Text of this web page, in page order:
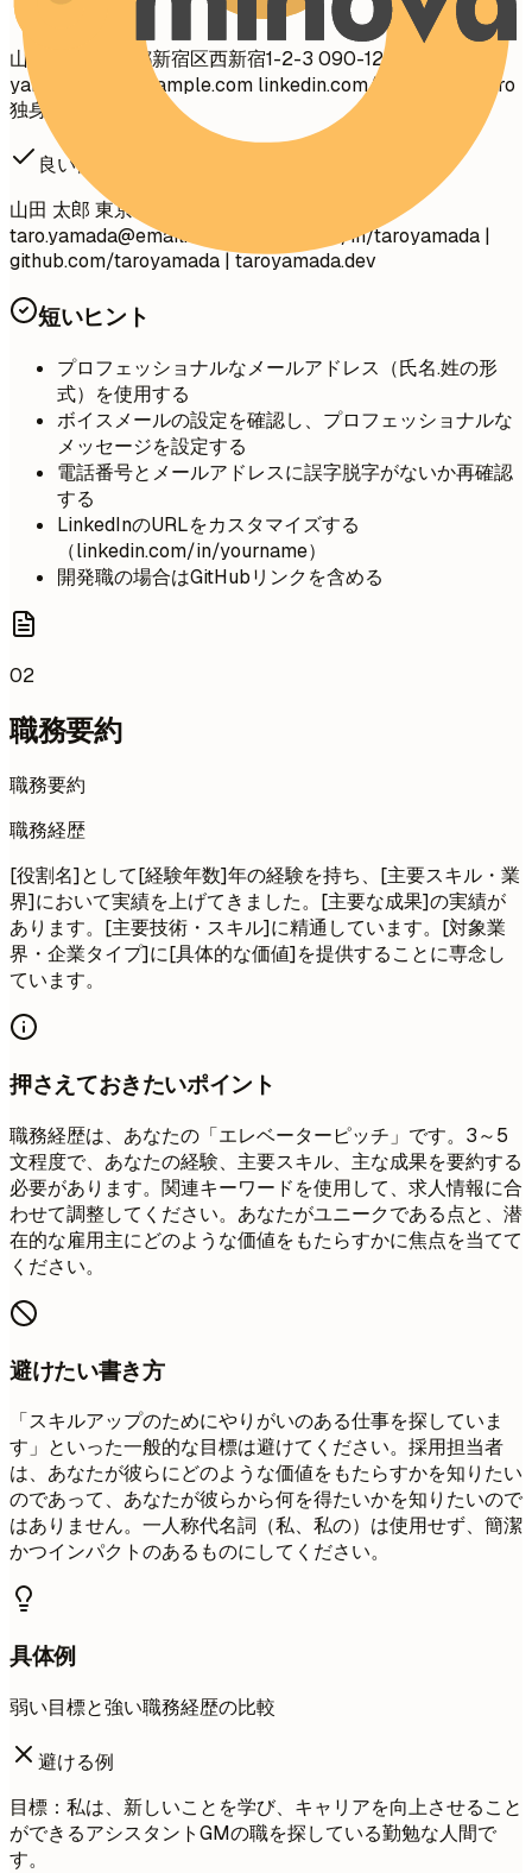
山田 太郎 東京都新宿区西新宿1-2-3 090-1234-5678
yamada.taro@example.com linkedin.com/in/yamada-taro
独身、28歳
良い例
山田 太郎 東京都 090-1234-5678 |
taro.yamada@email.com
linkedin.com/in/taroyamada |
github.com/taroyamada | taroyamada.dev
短いヒント
プロフェッショナルなメールアドレス（氏名.姓の形
式）を使用する
ボイスメールの設定を確認し、プロフェッショナルな
メッセージを設定する
電話番号とメールアドレスに誤字脱字がないか再確認
する
LinkedInのURLをカスタマイズする
（linkedin.com/in/yourname）
開発職の場合はGitHubリンクを含める
02
職務要約
職務要約
職務経歴
[役割名]として[経験年数]年の経験を持ち、[主要スキル・業
界]において実績を上げてきました。[主要な成果]の実績が
あります。[主要技術・スキル]に精通しています。[対象業
界・企業タイプ]に[具体的な価値]を提供することに専念し
ています。
押さえておきたいポイント
職務経歴は、あなたの「エレベーターピッチ」です。3～5
文程度で、あなたの経験、主要スキル、主な成果を要約する
必要があります。関連キーワードを使用して、求人情報に合
わせて調整してください。あなたがユニークである点と、潜
在的な雇用主にどのような価値をもたらすかに焦点を当てて
ください。
避けたい書き方
「スキルアップのためにやりがいのある仕事を探していま
す」といった一般的な目標は避けてください。採用担当者
は、あなたが彼らにどのような価値をもたらすかを知りたい
のであって、あなたが彼らから何を得たいかを知りたいので
はありません。一人称代名詞（私、私の）は使用せず、簡潔
かつインパクトのあるものにしてください。
具体例
弱い目標と強い職務経歴の比較
避ける例
目標：私は、新しいことを学び、キャリアを向上させること
ができるアシスタントGMの職を探している勤勉な人間で
す。